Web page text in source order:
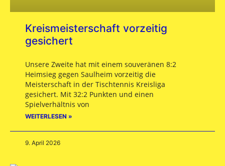
Kreismeisterschaft vorzeitig
gesichert
Unsere Zweite hat mit einem souveränen 8:2
Heimsieg gegen Saulheim vorzeitig die
Meisterschaft in der Tischtennis Kreisliga
gesichert. Mit 32:2 Punkten und einen
Spielverhältnis von
WEITERLESEN »
9. April 2026